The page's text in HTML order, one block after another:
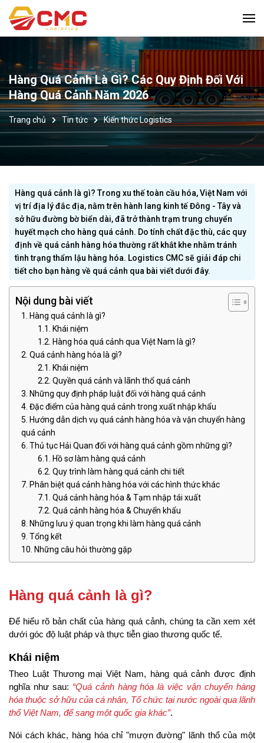
Hàng Quá Cảnh Là Gì? Các Quy Định Đối Với
Hàng Quá Cảnh Năm 2026
Trang chủ Tin tức Kiến thức Logistics
Hàng quá cảnh là gì? Trong xu thế toàn cầu hóa, Việt Nam với
vị trí địa lý đắc địa, nằm trên hành lang kinh tế Đông - Tây và
sở hữu đường bờ biển dài, đã trở thành trạm trung chuyển
huyết mạch cho hàng quá cảnh. Do tính chất đặc thù, các quy
định về quá cảnh hàng hóa thường rất khắt khe nhằm tránh
tình trạng thẩm lậu hàng hóa. Logistics CMC sẽ giải đáp chi
tiết cho bạn hàng về quá cảnh qua bài viết dưới đây.
Nội dung bài viết
Hàng quá cảnh là gì?
Khái niệm
Hàng hóa quá cảnh qua Việt Nam là gì?
Quá cảnh hàng hóa là gì?
Khái niệm
Quyền quá cảnh và lãnh thổ quá cảnh
Những quy định pháp luật đối với hàng quá cảnh
Đặc điểm của hàng quá cảnh trong xuất nhập khẩu
Hướng dẫn dịch vụ quá cảnh hàng hóa và vận chuyển hàng
quá cảnh
Thủ tục Hải Quan đối với hàng quá cảnh gồm những gì?
Hồ sơ làm hàng quá cảnh
Quy trình làm hàng quá cảnh chi tiết
Phân biệt quá cảnh hàng hóa với các hình thức khác
Quá cảnh hàng hóa & Tạm nhập tái xuất
Quá cảnh hàng hóa & Chuyển khẩu
Những lưu ý quan trọng khi làm hàng quá cảnh
Tổng kết
Những câu hỏi thường gặp
Hàng quá cảnh là gì?
Để hiểu rõ bản chất của hàng quá cảnh, chúng ta cần xem xét
dưới góc độ luật pháp và thực tiễn giao thương quốc tế.
Khái niệm
Theo Luật Thương mại Việt Nam, hàng quá cảnh được định
nghĩa như sau: “Quá cảnh hàng hóa là việc vận chuyển hàng
hóa thuộc sở hữu của cá nhân, Tổ chức tại nước ngoài qua lãnh
thổ Việt Nam, để sang một quốc gia khác”.
Nói cách khác, hàng hóa chỉ "mượn đường" lãnh thổ của một